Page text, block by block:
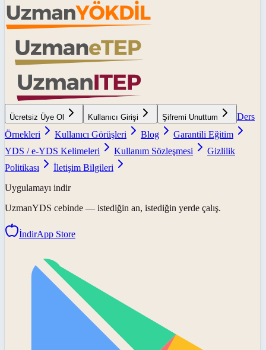
Ücretsiz Üye Ol Kullanıcı Girişi Şifremi Unuttum
Ders
Örnekleri
Kullanıcı Görüşleri Blog
Garantili Eğitim
YDS / e-YDS Kelimeleri
Kullanım Sözleşmesi
Gizlilik
Politikası
İletişim Bilgileri
Uygulamayı indir
UzmanYDS cebinde — istediğin an, istediğin yerde çalış.
İndirApp Store